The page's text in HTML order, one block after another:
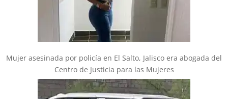
Mujer asesinada por policía en El Salto, Jalisco era abogada del
Centro de Justicia para las Mujeres